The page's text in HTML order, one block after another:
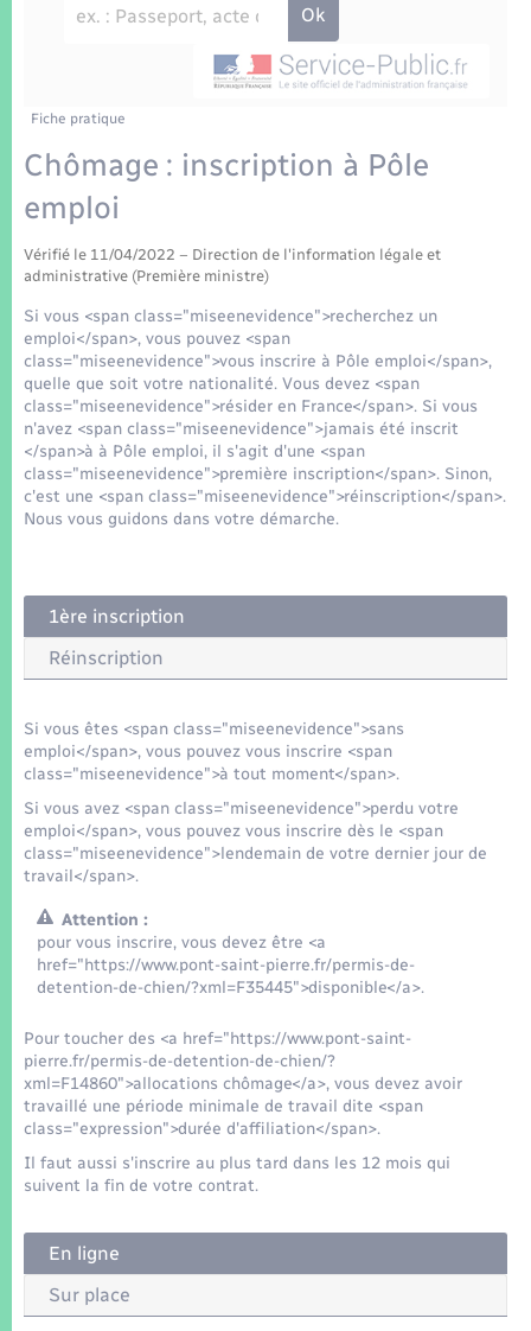
Etat-civil - Papiers - Citoyenneté
Parrainage civil
Recensement
Loisirs
Nouvel habitant
Numérique
Organisation d’événement
Sécurité - Prévention
Transports
Transports scolaires
Voirie et espace public
Travaux - Autorisation d’occupation de l’espace
Plan interactif
Présentation de la commune
Patrimoine – Histoire
Publications
La Communauté de communes
Fiche pratique
Chômage : inscription à Pôle
emploi
Vérifié le 11/04/2022 – Direction de l'information légale et
administrative (Première ministre)
Si vous <span class="miseenevidence">recherchez un
emploi</span>, vous pouvez <span
class="miseenevidence">vous inscrire à Pôle emploi</span>,
quelle que soit votre nationalité. Vous devez <span
class="miseenevidence">résider en France</span>. Si vous
n'avez <span class="miseenevidence">jamais été inscrit
</span>à à Pôle emploi, il s'agit d'une <span
class="miseenevidence">première inscription</span>. Sinon,
c'est une <span class="miseenevidence">réinscription</span>.
Nous vous guidons dans votre démarche.
1ère inscription
Réinscription
Si vous êtes <span class="miseenevidence">sans
emploi</span>, vous pouvez vous inscrire <span
class="miseenevidence">à tout moment</span>.
Si vous avez <span class="miseenevidence">perdu votre
emploi</span>, vous pouvez vous inscrire dès le <span
class="miseenevidence">lendemain de votre dernier jour de
travail</span>.
Attention :
pour vous inscrire, vous devez être <a
href="https://www.pont-saint-pierre.fr/permis-de-
detention-de-chien/?xml=F35445">disponible</a>.
Pour toucher des <a href="https://www.pont-saint-
pierre.fr/permis-de-detention-de-chien/?
xml=F14860">allocations chômage</a>, vous devez avoir
travaillé une période minimale de travail dite <span
class="expression">durée d'affiliation</span>.
Il faut aussi s'inscrire au plus tard dans les 12 mois qui
suivent la fin de votre contrat.
En ligne
Sur place